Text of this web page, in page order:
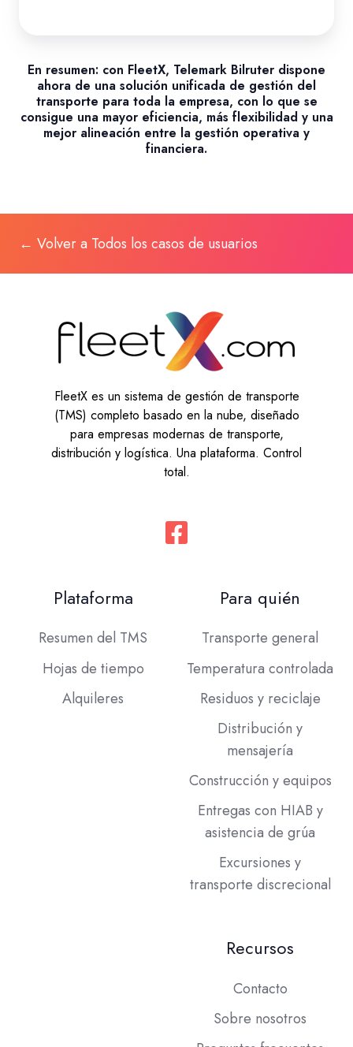
En resumen: con FleetX, Telemark Bilruter dispone
ahora de una solución unificada de gestión del
transporte para toda la empresa, con lo que se
consigue una mayor eficiencia, más flexibilidad y una
mejor alineación entre la gestión operativa y
financiera.
← Volver a Todos los casos de usuarios
FleetX es un sistema de gestión de transporte
(TMS) completo basado en la nube, diseñado
para empresas modernas de transporte,
distribución y logística. Una plataforma. Control
total.
Plataforma
Resumen del TMS
Hojas de tiempo
Alquileres
Para quién
Transporte general
Temperatura controlada
Residuos y reciclaje
Distribución y
mensajería
Construcción y equipos
Entregas con HIAB y
asistencia de grúa
Excursiones y
transporte discrecional
Recursos
Contacto
Sobre nosotros